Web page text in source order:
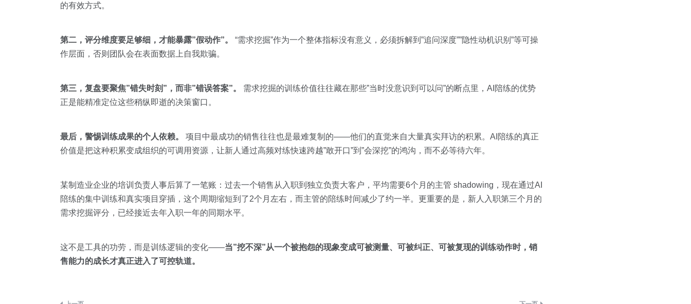
的有效方式。
第二，评分维度要足够细，才能暴露”假动作”。
“需求挖掘”作为一个整体指标没有意义，必须拆解到”追问深度””隐性动机识别”等可操
作层面，否则团队会在表面数据上自我欺骗。
第三，复盘要聚焦”错失时刻”，而非”错误答案”。
需求挖掘的训练价值往往藏在那些”当时没意识到可以问”的断点里，AI陪练的优势
正是能精准定位这些稍纵即逝的决策窗口。
最后，警惕训练成果的个人依赖。
项目中最成功的销售往往也是最难复制的——他们的直觉来自大量真实拜访的积累。AI陪练的真正
价值是把这种积累变成组织的可调用资源，让新人通过高频对练快速跨越”敢开口”到”会深挖”的鸿沟，而不必等待六年。
某制造业企业的培训负责人事后算了一笔账：过去一个销售从入职到独立负责大客户，平均需要6个月的主管 shadowing，现在通过AI
陪练的集中训练和真实项目穿插，这个周期缩短到了2个月左右，而主管的陪练时间减少了约一半。更重要的是，新人入职第三个月的
需求挖掘评分，已经接近去年入职一年的同期水平。
这不是工具的功劳，而是训练逻辑的变化——当”挖不深”从一个被抱怨的现象变成可被测量、可被纠正、可被复现的训练动作时，销
售能力的成长才真正进入了可控轨道。